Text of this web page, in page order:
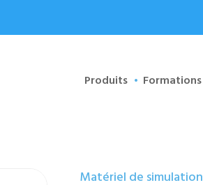
Produits Formations
Matériel de simulation